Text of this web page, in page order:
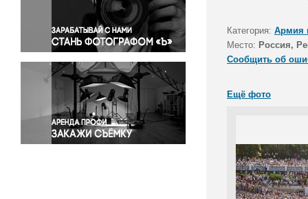
Правосудие
Происшествия и конфликты
Религия
Светская жизнь
Спорт
Экология
Экономика и бизнес
Категория: Армия
Место: Россия,
Сообщить об
Ещё фото